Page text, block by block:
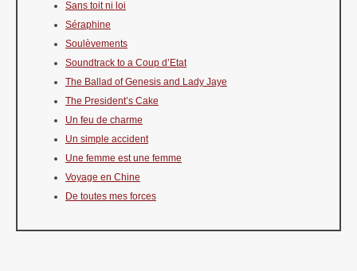
Sans toit ni loi
Séraphine
Soulèvements
Soundtrack to a Coup d’Etat
The Ballad of Genesis and Lady Jaye
The President’s Cake
Un feu de charme
Un simple accident
Une femme est une femme
Voyage en Chine
De toutes mes forces